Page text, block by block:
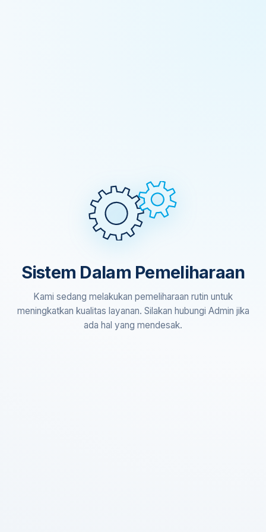
Sistem Dalam Pemeliharaan
Kami sedang melakukan pemeliharaan rutin untuk
meningkatkan kualitas layanan. Silakan hubungi Admin jika
ada hal yang mendesak.